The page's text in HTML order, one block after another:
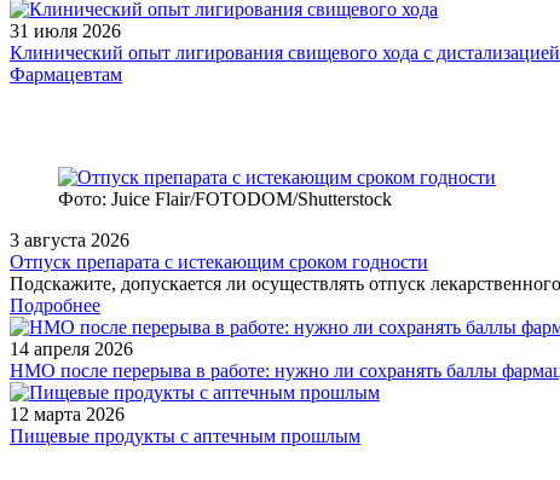
31 июля 2026
Клинический опыт лигирования свищевого хода с
Фармацевтам
Фото: Juice Flair/FOTODOM/Shutterstoсk
3 августа 2026
Отпуск препарата с истекающим сроком годности
Подскажите, допускается ли осуществлять отпуск
Подробнее
14 апреля 2026
НМО после перерыва в работе: нужно ли сохранять баллы
12 марта 2026
Пищевые продукты с аптечным прошлым